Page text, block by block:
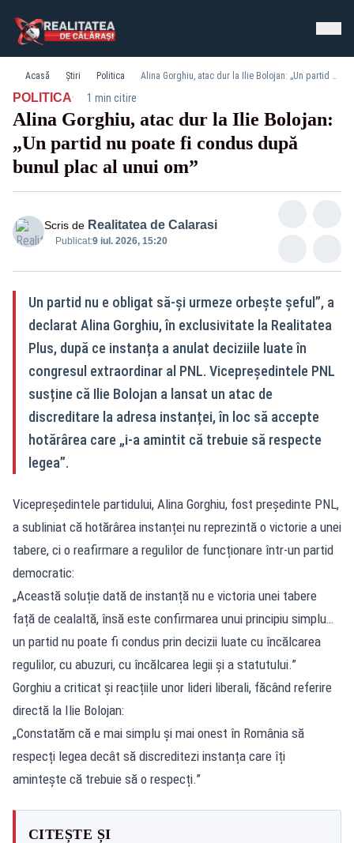
Acasă Știri Politica Alina Gorghiu, atac dur la Ilie Bolojan: „Un partid nu poate fi condus după bunul plac al unui om”
POLITICA· 1 min citire
Alina Gorghiu, atac dur la Ilie Bolojan:
„Un partid nu poate fi condus după
bunul plac al unui om”
Scris de Realitatea de Calarasi
Publicat:9 iul. 2026, 15:20
Un partid nu e obligat să‑și urmeze orbește șeful”, a
declarat Alina Gorghiu, în exclusivitate la Realitatea
Plus, după ce instanța a anulat deciziile luate în
congresul extraordinar al PNL. Vicepreședintele PNL
susține că Ilie Bolojan a lansat un atac de
discreditare la adresa instanței, în loc să accepte
hotărârea care „i‑a amintit că trebuie să respecte
legea”.
Vicepreședintele partidului, Alina Gorghiu, fost președinte PNL,
a subliniat că hotărârea instanței nu reprezintă o victorie a unei
tabere, ci o reafirmare a regulilor de funcționare într-un partid
democratic:
„Această soluție dată de instanță nu e victoria unei tabere
față de cealaltă, însă este confirmarea unui principiu simplu…
un partid nu poate fi condus prin decizii luate cu încălcarea
regulilor, cu abuzuri, cu încălcarea legii și a statutului.”
Gorghiu a criticat și reacțiile unor lideri liberali, făcând referire
directă la Ilie Bolojan:
„Constatăm că e mai simplu și mai onest în România să
respecți legea decât să discreditezi instanța care îți
amintește că trebuie să o respecți.”
CITEȘTE ȘI